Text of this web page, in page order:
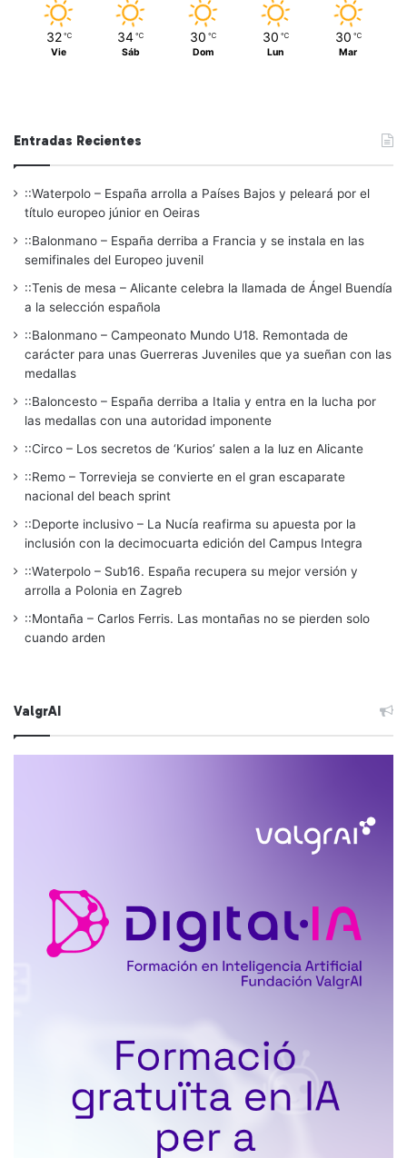
32 ℃
Vie
34 ℃
Sáb
30 ℃
Dom
30 ℃
Lun
30 ℃
Mar
Entradas Recientes
::Waterpolo – España arrolla a Países Bajos y peleará por el
título europeo júnior en Oeiras
::Balonmano – España derriba a Francia y se instala en las
semifinales del Europeo juvenil
::Tenis de mesa – Alicante celebra la llamada de Ángel Buendía
a la selección española
::Balonmano – Campeonato Mundo U18. Remontada de
carácter para unas Guerreras Juveniles que ya sueñan con las
medallas
::Baloncesto – España derriba a Italia y entra en la lucha por
las medallas con una autoridad imponente
::Circo – Los secretos de ‘Kurios’ salen a la luz en Alicante
::Remo – Torrevieja se convierte en el gran escaparate
nacional del beach sprint
::Deporte inclusivo – La Nucía reafirma su apuesta por la
inclusión con la decimocuarta edición del Campus Integra
::Waterpolo – Sub16. España recupera su mejor versión y
arrolla a Polonia en Zagreb
::Montaña – Carlos Ferris. Las montañas no se pierden solo
cuando arden
ValgrAI